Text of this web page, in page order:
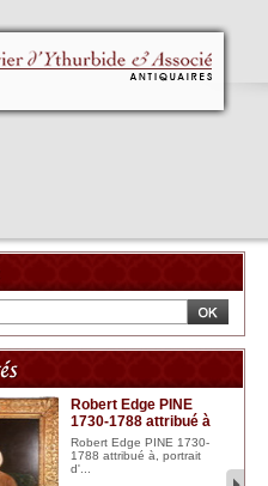
Robert Edge PINE
1730-1788 attribué à
Robert Edge PINE 1730-
1788 attribué à, portrait
d'...